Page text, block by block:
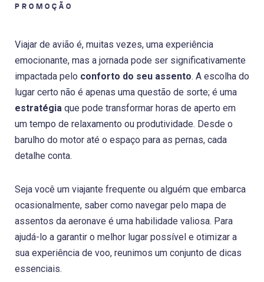
PROMOÇÃO
Viajar de avião é, muitas vezes, uma experiência
emocionante, mas a jornada pode ser significativamente
impactada pelo conforto do seu assento. A escolha do
lugar certo não é apenas uma questão de sorte; é uma
estratégia que pode transformar horas de aperto em
um tempo de relaxamento ou produtividade. Desde o
barulho do motor até o espaço para as pernas, cada
detalhe conta.
Seja você um viajante frequente ou alguém que embarca
ocasionalmente, saber como navegar pelo mapa de
assentos da aeronave é uma habilidade valiosa. Para
ajudá-lo a garantir o melhor lugar possível e otimizar a
sua experiência de voo, reunimos um conjunto de dicas
essenciais.